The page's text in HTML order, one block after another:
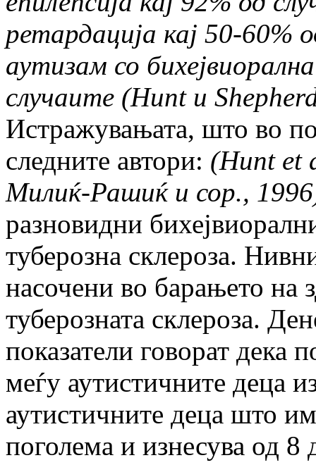
ретардација кај 50-60%
аутизам со
случаите (Hunt и
Истражувањата, што во
следните автори: (Hunt et
Милиќ-Рашиќ и сор.,
разновидни
туберозна склероза.
насочени во барањето на
туберозната склероза.
показатели говорат дека
меѓу аутистичните деца
аутистичните деца што
поголема и изнесува од